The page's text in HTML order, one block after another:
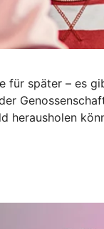
später – es
herausholen